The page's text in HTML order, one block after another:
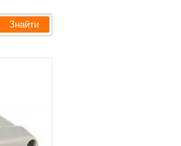
Знайти